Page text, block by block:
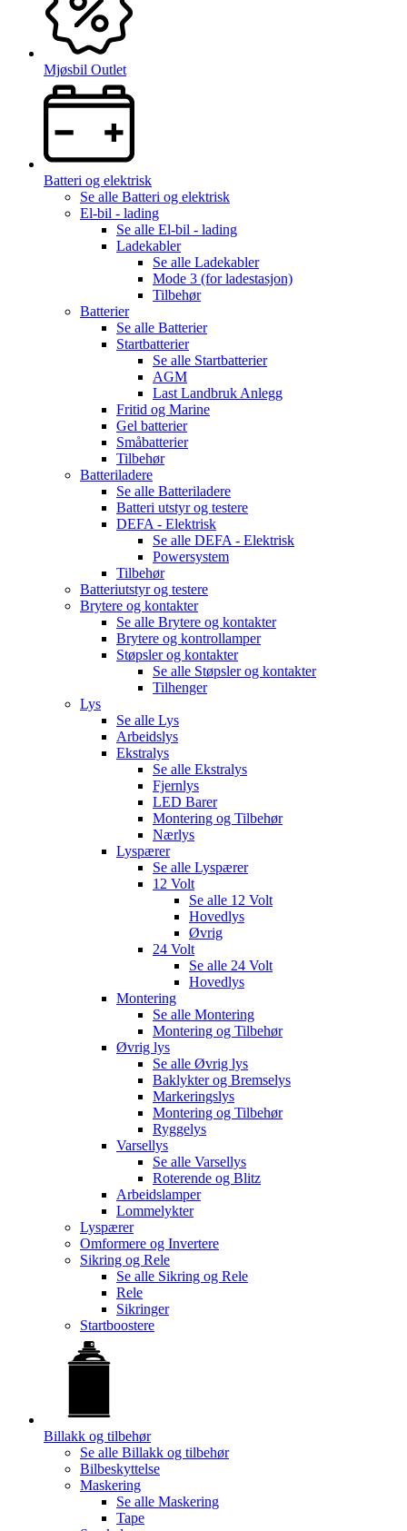
Mjøsbil Outlet
Batteri og elektrisk
Se alle Batteri og elektrisk
El-bil - lading
Se alle El-bil - lading
Ladekabler
Se alle Ladekabler
Mode 3 (for ladestasjon)
Tilbehør
Batterier
Se alle Batterier
Startbatterier
Se alle Startbatterier
AGM
Last Landbruk Anlegg
Fritid og Marine
Gel batterier
Småbatterier
Tilbehør
Batteriladere
Se alle Batteriladere
Batteri utstyr og testere
DEFA - Elektrisk
Se alle DEFA - Elektrisk
Powersystem
Tilbehør
Batteriutstyr og testere
Brytere og kontakter
Se alle Brytere og kontakter
Brytere og kontrollamper
Støpsler og kontakter
Se alle Støpsler og kontakter
Tilhenger
Lys
Se alle Lys
Arbeidslys
Ekstralys
Se alle Ekstralys
Fjernlys
LED Barer
Montering og Tilbehør
Nærlys
Lyspærer
Se alle Lyspærer
12 Volt
Se alle 12 Volt
Hovedlys
Øvrig
24 Volt
Se alle 24 Volt
Hovedlys
Montering
Se alle Montering
Montering og Tilbehør
Øvrig lys
Se alle Øvrig lys
Baklykter og Bremselys
Markeringslys
Montering og Tilbehør
Ryggelys
Varsellys
Se alle Varsellys
Roterende og Blitz
Arbeidslamper
Lommelykter
Lyspærer
Omformere og Invertere
Sikring og Rele
Se alle Sikring og Rele
Rele
Sikringer
Startboostere
Billakk og tilbehør
Se alle Billakk og tilbehør
Bilbeskyttelse
Maskering
Se alle Maskering
Tape